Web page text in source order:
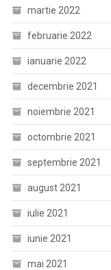
martie 2022
februarie 2022
ianuarie 2022
decembrie 2021
noiembrie 2021
octombrie 2021
septembrie 2021
august 2021
iulie 2021
iunie 2021
mai 2021